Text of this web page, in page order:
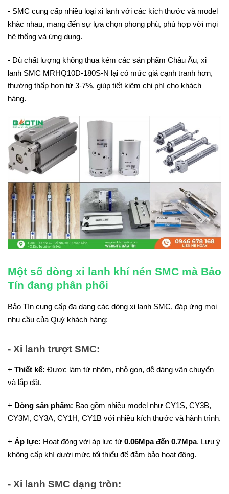
- SMC cung cấp nhiều loại xi lanh với các kích thước và model
khác nhau, mang đến sự lựa chọn phong phú, phù hợp với mọi
hệ thống và ứng dụng.
- Dù chất lượng không thua kém các sản phẩm Châu Âu, xi
lanh SMC MRHQ10D-180S-N lại có mức giá cạnh tranh hơn,
thường thấp hơn từ 3-7%, giúp tiết kiệm chi phí cho khách
hàng.
Một số dòng xi lanh khí nén SMC mà Bảo
Tín đang phân phối
Bảo Tín cung cấp đa dạng các dòng xi lanh SMC, đáp ứng mọi
nhu cầu của Quý khách hàng:
- Xi lanh trượt SMC:
+ Thiết kế: Được làm từ nhôm, nhỏ gọn, dễ dàng vận chuyển
và lắp đặt.
+ Dòng sản phẩm: Bao gồm nhiều model như CY1S, CY3B,
CY3M, CY3A, CY1H, CY1B với nhiều kích thước và hành trình.
+ Áp lực: Hoạt động với áp lực từ 0.06Mpa đến 0.7Mpa. Lưu ý
không cấp khí dưới mức tối thiểu để đảm bảo hoạt động.
- Xi lanh SMC dạng tròn: